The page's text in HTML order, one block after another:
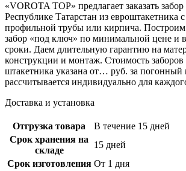
«VOROTA TOP» предлагает заказать
Республике Татарстан из евроштакетника
профильной трубы или кирпича.
забор «под ключ» по минимальной цене и
сроки. Даем длительную гарантию на
конструкции и монтаж. Стоимость заборов
штакетника указана от… руб. за погонный
рассчитывается индивидуально для
Доставка и установка
Отгрузка товара
В течение 15 дней
Срок хранения на
складе
15 дней
Срок изготовления От 1 дня